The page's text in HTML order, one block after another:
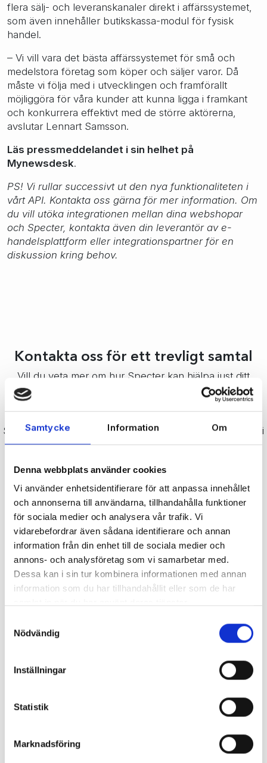
Samtycke Information Om
Denna webbplats använder cookies
Vi använder enhetsidentifierare för att anpassa innehållet
och annonserna till användarna, tillhandahålla funktioner
för sociala medier och analysera vår trafik. Vi
vidarebefordrar även sådana identifierare och annan
information från din enhet till de sociala medier och
annons- och analysföretag som vi samarbetar med.
Dessa kan i sin tur kombinera informationen med annan
information som du har tillhandahållit eller som de har
Nödvändig
Inställningar
Statistik
Marknadsföring
flera sälj- och leveranskanaler direkt i affärssystemet,
som även innehåller butikskassa-modul för fysisk
handel.
– Vi vill vara det bästa affärssystemet för små och
medelstora företag som köper och säljer varor. Då
måste vi följa med i utvecklingen och framförallt
möjliggöra för våra kunder att kunna ligga i framkant
och konkurrera effektivt med de större aktörerna,
avslutar Lennart Samsson.
Läs pressmeddelandet i sin helhet på
Mynewsdesk.
PS! Vi rullar successivt ut den nya funktionaliteten i
vårt API. Kontakta oss gärna för mer information. Om
du vill utöka integrationen mellan dina webshopar
och Specter, kontakta även din leverantör av e-
handelsplattform eller integrationspartner för en
diskussion kring behov.
Kontakta oss för ett trevligt samtal
Vill du veta mer om hur Specter kan hjälpa just ditt
företag? Fyll i formuläret nedan, så kontaktar vi dig
Självklart kan du också ringa direkt på 0304-649400
. Vi
ser fram emot din kontakt.